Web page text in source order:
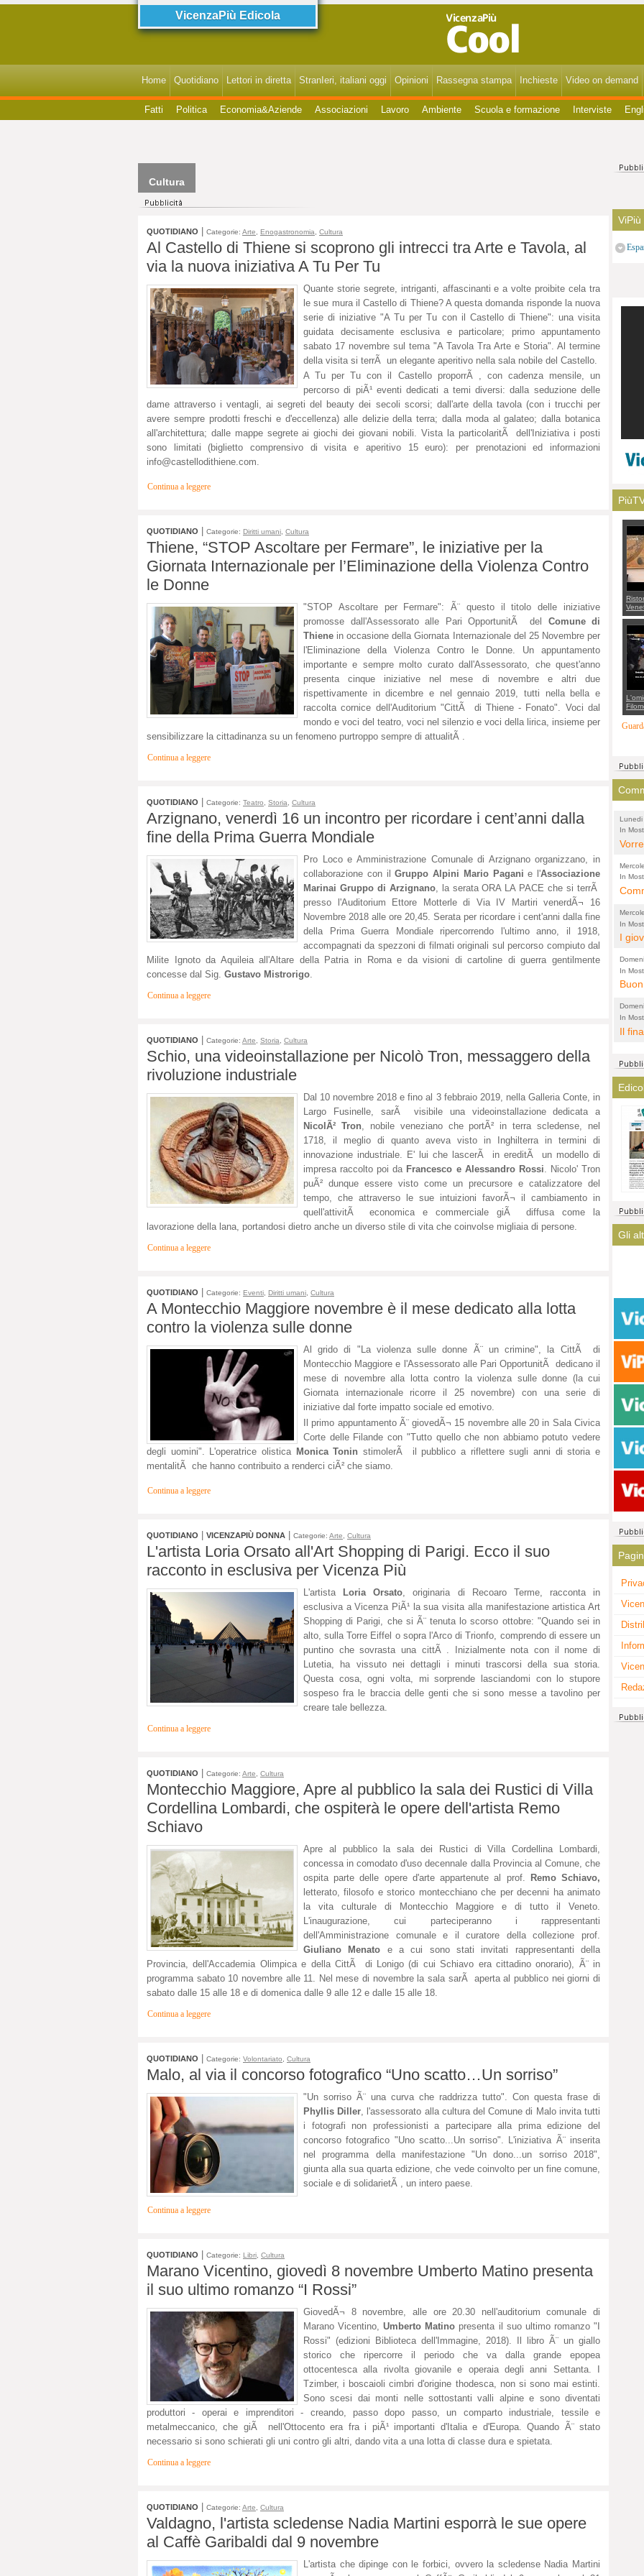
VicenzaPiù Edicola
Home Quotidiano Lettori in diretta StranIeri, italiani oggi Opinioni Rassegna stampa Inchieste Video on demand
Fatti Politica Economia&Aziende Associazioni Lavoro Ambiente Scuola e formazione Interviste
Cultura
QUOTIDIANO Categorie: Arte Enogastronomia Cultura
Al Castello di Thiene si scoprono gli intrecci tra Arte e Tavola, al
via la nuova iniziativa A Tu Per Tu
Quante storie segrete, intriganti, affascinanti e a volte proibite cela tra
le sue mura il Castello di Thiene? A questa domanda risponde la nuova
serie di iniziative "A Tu per Tu con il Castello di Thiene": una visita
guidata decisamente esclusiva e particolare; primo appuntamento
sabato 17 novembre sul tema "A Tavola Tra Arte e Storia". Al termine
della visita si terrÃ un elegante aperitivo nella sala nobile del Castello.
A Tu per Tu con il Castello proporrÃ , con cadenza mensile, un
percorso di piÃ¹ eventi dedicati a temi diversi: dalla seduzione delle
dame attraverso i ventagli, ai segreti del beauty dei secoli scorsi; dall'arte della tavola (con i trucchi per
avere sempre prodotti freschi e d'eccellenza) alle delizie della terra; dalla moda al galateo; dalla botanica
all'architettura; dalle mappe segrete ai giochi dei giovani nobili. Vista la particolaritÃ dell'Iniziativa i posti
sono limitati (biglietto comprensivo di visita e aperitivo 15 euro): per prenotazioni ed informazioni
info@castellodithiene.com.
Continua a leggere
QUOTIDIANO Categorie: Diritti umani, Cultura
Thiene, “STOP Ascoltare per Fermare”, le iniziative per la
Giornata Internazionale per l’Eliminazione della Violenza Contro
le Donne
"STOP Ascoltare per Fermare": Ã¨ questo il titolo delle iniziative
promosse dall'Assessorato alle Pari OpportunitÃ del Comune di
Thiene in occasione della Giornata Internazionale del 25 Novembre per
l'Eliminazione della Violenza Contro le Donne. Un appuntamento
importante e sempre molto curato dall'Assessorato, che quest'anno
presenta cinque iniziative nel mese di novembre e altri due
rispettivamente in dicembre e nel gennaio 2019, tutti nella bella e
raccolta cornice dell'Auditorium "CittÃ di Thiene - Fonato". Voci dal
mondo e voci del teatro, voci nel silenzio e voci della lirica, insieme per
sensibilizzare la cittadinanza su un fenomeno purtroppo sempre di attualitÃ .
Continua a leggere
QUOTIDIANO Categorie: Teatro, Storia, Cultura
Arzignano, venerdì 16 un incontro per ricordare i cent’anni dalla
fine della Prima Guerra Mondiale
Pro Loco e Amministrazione Comunale di Arzignano organizzano, in
collaborazione con ilGruppo Alpini Mario Paganie l'Associazione
Marinai Gruppo di Arzignano, la serata ORA LA PACE che si terrÃ
presso l'Auditorium Ettore Motterle di Via IV Martiri venerdÃ¬ 16
Novembre 2018 alle ore 20,45. Serata per ricordare i cent'anni dalla fine
della Prima Guerra Mondiale ripercorrendo l'ultimo anno, il 1918,
accompagnati da spezzoni di filmati originali sul percorso compiuto dal
Milite Ignoto da Aquileia all'Altare della Patria in Roma e da visioni di cartoline di guerra gentilmente
concesse dal Sig. Gustavo Mistrorigo.
Continua a leggere
QUOTIDIANO Categorie: Arte, Storia, Cultura
Schio, una videoinstallazione per Nicolò Tron, messaggero della
rivoluzione industriale
Dal 10 novembre 2018 e fino al 3 febbraio 2019, nella Galleria Conte, in
Largo Fusinelle, sarÃ visibile una videoinstallazione dedicata a
NicolÃ² Tron, nobile veneziano che portÃ² in terra scledense, nel
1718, il meglio di quanto aveva visto in Inghilterra in termini di
innovazione industriale. E' lui che lascerÃ in ereditÃ un modello di
impresa raccolto poi da Francesco e Alessandro Rossi. Nicolo' Tron
puÃ² dunque essere visto come un precursore e catalizzatore del
tempo, che attraverso le sue intuizioni favorÃ¬ il cambiamento in
quell'attivitÃ economica e commerciale giÃ diffusa come la
lavorazione della lana, portandosi dietro anche un diverso stile di vita che coinvolse migliaia di persone.
Continua a leggere
QUOTIDIANO Categorie: Eventi, Diritti umani, Cultura
A Montecchio Maggiore novembre è il mese dedicato alla lotta
contro la violenza sulle donne
Al grido di "La violenza sulle donne Ã¨ un crimine", la CittÃ di
Montecchio Maggiore e l'Assessorato alle Pari OpportunitÃ dedicano il
mese di novembre alla lotta contro la violenza sulle donne (la cui
Giornata internazionale ricorre il 25 novembre) con una serie di
iniziative dal forte impatto sociale ed emotivo.
Il primo appuntamento Ã¨ giovedÃ¬ 15 novembre alle 20 in Sala Civica
Corte delle Filande con "Tutto quello che non abbiamo potuto vedere
degli uomini". L'operatrice olistica Monica Tonin stimolerÃ il pubblico a riflettere sugli anni di storia e
mentalitÃ che hanno contribuito a renderci ciÃ² che siamo.
Continua a leggere
QUOTIDIANO VICENZAPIÙ DONNA Categorie: Arte Cultura
L'artista Loria Orsato all'Art Shopping di Parigi. Ecco il suo
racconto in esclusiva per Vicenza Più
L'artista Loria Orsato , originaria di Recoaro Terme, racconta in
esclusiva a Vicenza PiÃ¹ la sua visita alla manifestazione artistica Art
Shopping di Parigi, che si Ã¨ tenuta lo scorso ottobre: "Quando sei in
alto, sulla Torre Eiffel o sopra l'Arco di Trionfo, comprendo di essere un
puntino che sovrasta una cittÃ . Inizialmente nota con il nome di
Lutetia, ha vissuto nei dettagli i minuti trascorsi della sua storia.
Questa cosa, ogni volta, mi sorprende lasciandomi con lo stupore
sospeso fra le braccia delle genti che si sono messe a tavolino per
creare tale bellezza.
Continua a leggere
QUOTIDIANO Categorie: Arte Cultura
Montecchio Maggiore, Apre al pubblico la sala dei Rustici di Villa
Cordellina Lombardi, che ospiterà le opere dell'artista Remo
Schiavo
Apre al pubblico la sala dei Rustici di Villa Cordellina Lombardi,
concessa in comodato d'uso decennale dalla Provincia al Comune, che
ospita parte delle opere d'arte appartenute al prof.
Remo Schiavo,
letterato, filosofo e storico montecchiano che per decenni ha animato
la vita culturale di Montecchio Maggiore e di tutto il Veneto.
L'inaugurazione, cui parteciperanno i rappresentanti
dell'Amministrazione comunale e il curatore della collezione prof.
Giuliano Menato e a cui sono stati invitati rappresentanti della
Provincia, dell'Accademia Olimpica e della CittÃ di Lonigo (di cui Schiavo era cittadino onorario), Ã¨ in
programma sabato 10 novembre alle 11. Nel mese di novembre la sala sarÃ aperta al pubblico nei giorni di
sabato dalle 15 alle 18 e di domenica dalle 9 alle 12 e dalle 15 alle 18.
Continua a leggere
QUOTIDIANO Categorie: Volontariato Cultura
Malo, al via il concorso fotografico “Uno scatto…Un sorriso”
"Un sorriso Ã¨ una curva che raddrizza tutto". Con questa frase di
Phyllis Diller , l'assessorato alla cultura del Comune di Malo invita tutti
i fotografi non professionisti a partecipare alla prima edizione del
concorso fotografico "Uno scatto...Un sorriso". L'iniziativa Ã¨ inserita
nel programma della manifestazione "Un dono...un sorriso 2018",
giunta alla sua quarta edizione, che vede coinvolto per un fine comune,
sociale e di solidarietÃ , un intero paese.
Continua a leggere
QUOTIDIANO Categorie: Libri Cultura
Marano Vicentino, giovedì 8 novembre Umberto Matino presenta
il suo ultimo romanzo “I Rossi”
GiovedÃ¬ 8 novembre, alle ore 20.30 nell'auditorium comunale di
Marano Vicentino,Umberto Matino presenta il suo ultimo romanzo "I
Rossi" (edizioni Biblioteca dell'Immagine, 2018). Il libro Ã¨ un giallo
storico che ripercorre il periodo che va dalla grande epopea
ottocentesca alla rivolta giovanile e operaia degli anni Settanta. I
Tzimber, i boscaioli cimbri d'origine thodesca, non si sono mai estinti.
Sono scesi dai monti nelle sottostanti valli alpine e sono diventati
produttori - operai e imprenditori - creando, passo dopo passo, un comparto industriale, tessile e
metalmeccanico, che giÃ nell'Ottocento era fra i piÃ¹ importanti d'Italia e d'Europa. Quando Ã¨ stato
necessario si sono schierati gli uni contro gli altri, dando vita a una lotta di classe dura e spietata.
Continua a leggere
QUOTIDIANO Categorie: Arte Cultura
Valdagno, l'artista scledense Nadia Martini esporrà le sue opere
al Caffè Garibaldi dal 9 novembre
L'artista che dipinge con le forbici, ovvero la scledense Nadia Martini
ViPiù
con
Lunedi
In
di
e
alta
In
altre
di
a
ha
In
I
In
In
Il
? La
Gli